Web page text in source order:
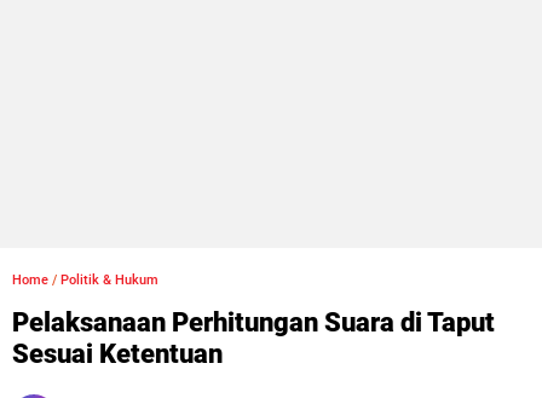
Home / Politik & Hukum
Pelaksanaan Perhitungan Suara di Taput
Sesuai Ketentuan